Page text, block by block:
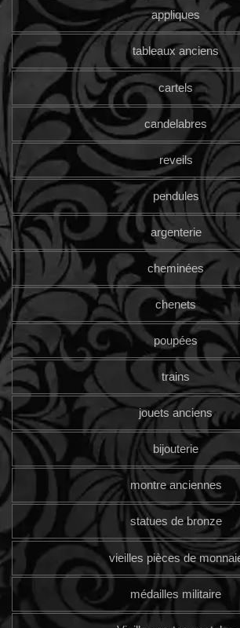
appliques
tableaux anciens
cartels
candelabres
reveils
pendules
argenterie
cheminées
chenets
poupées
trains
jouets anciens
bijouterie
montre anciennes
statues de bronze
vieilles pièces de
médailles militaire